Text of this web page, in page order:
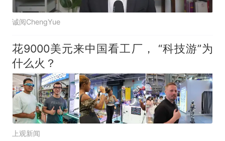
诚阅ChengYue
花9000美元来中国看工厂， “科技游”为
什么火？
上观新闻